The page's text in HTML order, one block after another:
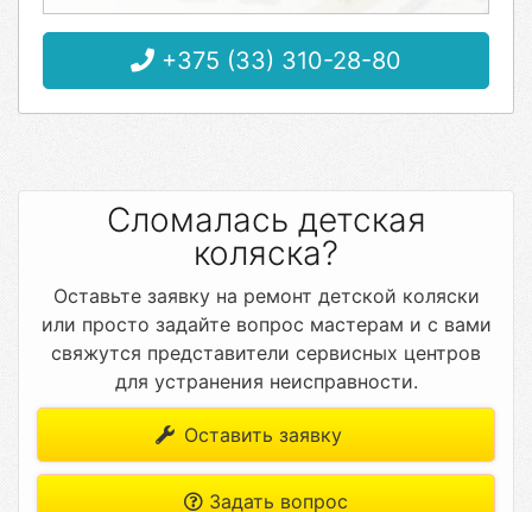
+375 (33) 310-28-80
Сломалась детская
коляска?
Оставьте заявку на ремонт детской коляски
или просто задайте вопрос мастерам и с вами
свяжутся представители сервисных центров
для устранения неисправности.
Оставить заявку
Задать вопрос